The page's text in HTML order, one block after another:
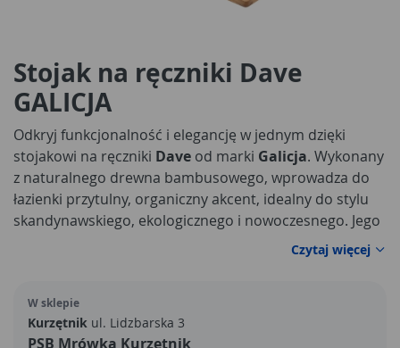
Stojak na ręczniki Dave
GALICJA
Odkryj funkcjonalność i elegancję w jednym dzięki
stojakowi na ręczniki Dave od marki Galicja. Wykonany
z naturalnego drewna bambusowego, wprowadza do
łazienki przytulny, organiczny akcent, idealny do stylu
skandynawskiego, ekologicznego i nowoczesnego. Jego
,80 cm
) sprawiają, że doskonale
powierzchni, nie zabierając zbyt wiele miejsca.
Czytaj więcej
W sklepie
Kurzętnik ul. Lidzbarska 3
PSB Mrówka Kurzętnik